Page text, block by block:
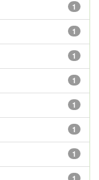
1
1
1
1
1
1
1